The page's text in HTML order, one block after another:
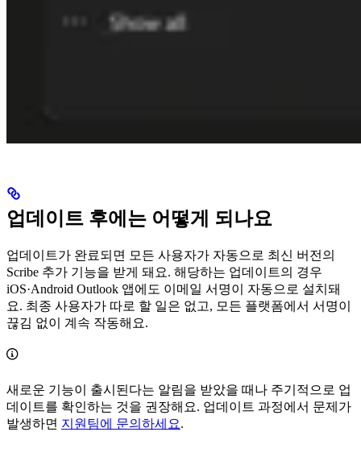
업데이트 후에는 어떻게 되나요
업데이트가 완료되면 모든 사용자가 자동으로 최신 버전의
Scribe 추가 기능을 받게 돼요. 해당하는 업데이트의 경우
iOS·Android Outlook 앱에도 이메일 서명이 자동으로 설치돼
요. 최종 사용자가 따로 할 일은 없고, 모든 플랫폼에서 서명이
끊김 없이 계속 작동해요.
새로운 기능이 출시된다는 알림을 받았을 때나 주기적으로 업
데이트를 확인하는 것을 권장해요. 업데이트 과정에서 문제가
발생하면 지원팀에 문의하세요.